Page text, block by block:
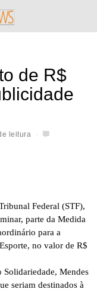
de R$
leitura
Federal (STF),
parte da Medida
para a
no valor de R$
Mendes
seriam destinados à